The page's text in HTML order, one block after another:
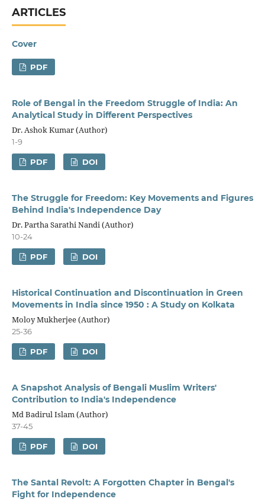
ARTICLES
Cover
PDF
Role of Bengal in the Freedom Struggle of India: An
Analytical Study in Different Perspectives
Dr. Ashok Kumar (Author)
1-9
PDF DOI
The Struggle for Freedom: Key Movements and Figures
Behind India's Independence Day
Dr. Partha Sarathi Nandi (Author)
10-24
PDF DOI
Historical Continuation and Discontinuation in Green
Movements in India since 1950 : A Study on Kolkata
Moloy Mukherjee (Author)
25-36
PDF DOI
A Snapshot Analysis of Bengali Muslim Writers'
Contribution to India's Independence
Md Badirul Islam (Author)
37-45
PDF DOI
The Santal Revolt: A Forgotten Chapter in Bengal's
Fight for Independence